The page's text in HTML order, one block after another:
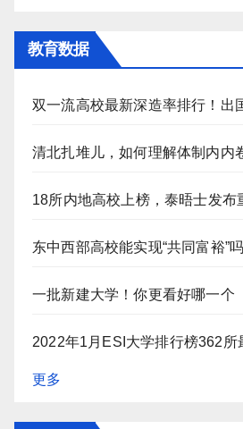
教育数据
双一流高校最新深造率排行！出
清北扎堆儿，如何理解体制内内
18所内地高校上榜，泰晤士发布
东中西部高校能实现“共同富裕”
一批新建大学！你更看好哪一个
2022年1月ESI大学排行榜362所
更多